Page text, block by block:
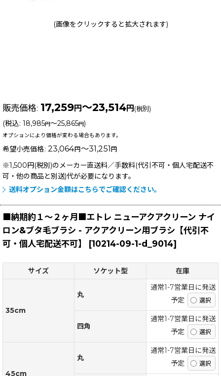
(画像をクリックすると拡大されます)
販売価格: 17,259円～23,514円(税別)
(税込: 18,985円～25,865円)
オプションにより価格が変わる場合もあります。
希望小売価格: 23,064円～31,251円
※1,500円(税別)のメーカー直送料／手数料(代引不可・個人宅配送不
可・他の商品と別送)代が必要になります。
送料オプション金額はこちらでご確認ください。
■納期約１〜２ヶ月■エトレ ニューアクアクリーン ナイ
ロン&ブタ毛ブラシ - アクアクリーン用ブラシ【代引不
可・個人宅配送不可】
[10214-09-1-d_9014]
サイズ ソケット型 在庫
35cm
丸
通常1-7営業日に発送
予定
四角
通常1-7営業日に発送
予定
45cm
丸
通常1-7営業日に発送
予定